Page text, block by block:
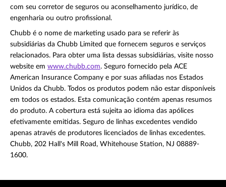
com seu corretor de seguros ou aconselhamento jurídico, de
engenharia ou outro profissional.
Chubb é o nome de marketing usado para se referir às
subsidiárias da Chubb Limited que fornecem seguros e serviços
relacionados. Para obter uma lista dessas subsidiárias, visite nosso
website em www.chubb.com. Seguro fornecido pela ACE
American Insurance Company e por suas afiliadas nos Estados
Unidos da Chubb. Todos os produtos podem não estar disponíveis
em todos os estados. Esta comunicação contém apenas resumos
do produto. A cobertura está sujeita ao idioma das apólices
efetivamente emitidas. Seguro de linhas excedentes vendido
apenas através de produtores licenciados de linhas excedentes.
Chubb, 202 Hall's Mill Road, Whitehouse Station, NJ 08889-
1600.